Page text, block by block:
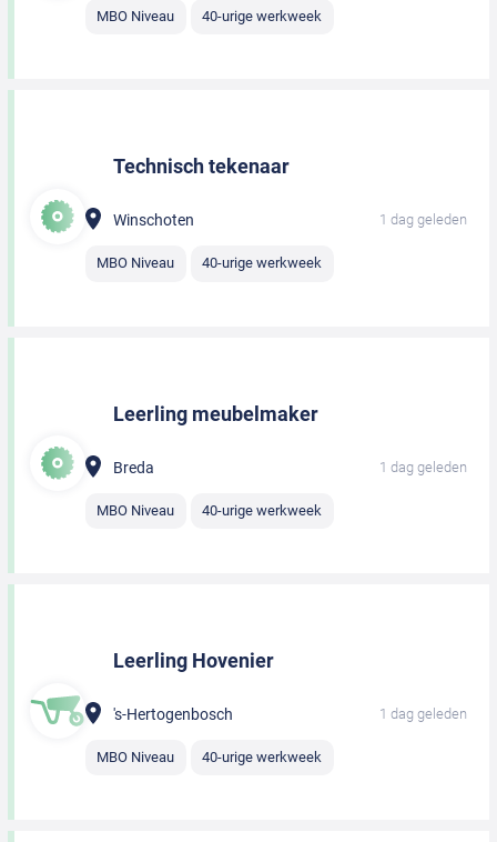
MBO Niveau 40-urige werkweek
Technisch tekenaar
Winschoten 1 dag geleden
MBO Niveau 40-urige werkweek
Leerling meubelmaker
Breda 1 dag geleden
MBO Niveau 40-urige werkweek
Leerling Hovenier
's-Hertogenbosch 1 dag geleden
MBO Niveau 40-urige werkweek